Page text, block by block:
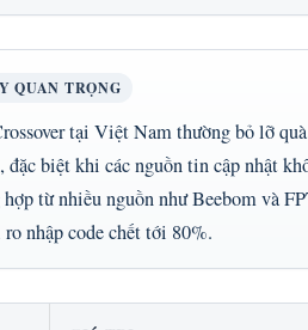
QUAN TRỌNG
tại Việt Nam thường bỏ lỡ
đặc biệt khi các nguồn tin cập nhật
từ nhiều nguồn như Beebom và
nhập code chết tới 80%.